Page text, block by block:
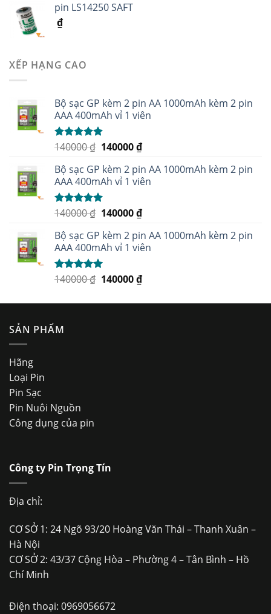
pin LS14250 SAFT
₫
XẾP HẠNG CAO
Bộ sạc GP kèm 2 pin AA 1000mAh kèm 2 pin
AAA 400mAh vỉ 1 viên
Được xếp
sao
140000₫ 140000₫
Bộ sạc GP kèm 2 pin AA 1000mAh kèm 2 pin
AAA 400mAh vỉ 1 viên
Được xếp
sao
140000₫ 140000₫
Bộ sạc GP kèm 2 pin AA 1000mAh kèm 2 pin
AAA 400mAh vỉ 1 viên
Được xếp
140000₫ 140000₫
SẢN PHẨM
Hãng
Loại Pin
Pin Sạc
Pin Nuôi Nguồn
Công dụng của pin
Công ty Pin Trọng Tín
Địa chỉ:
CƠ SỞ 1: 24 Ngõ 93/20 Hoàng Văn Thái – Thanh Xuân –
Hà Nội
CƠ SỞ 2: 43/37 Cộng Hòa – Phường 4 – Tân Bình – Hồ
Chí Minh
Điện thoại: 0969056672